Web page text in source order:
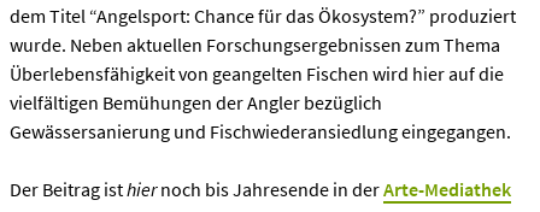
dem Titel “Angelsport: Chance für das Ökosystem?” produziert
wurde. Neben aktuellen Forschungsergebnissen zum Thema
Überlebensfähigkeit von geangelten Fischen wird hier auf die
vielfältigen Bemühungen der Angler bezüglich
Gewässersanierung und Fischwiederansiedlung eingegangen.
Der Beitrag isthiernoch bis Jahresende in derArte-Mediathek